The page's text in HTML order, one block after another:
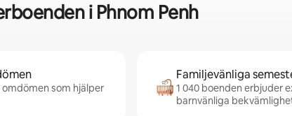
i Phnom Penh
som hjälper
Familjevänliga
1 040 boenden erbjuder
barnvänliga